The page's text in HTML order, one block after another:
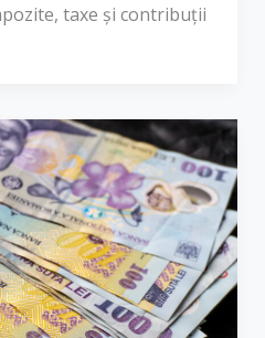
taxe şi contribuţii